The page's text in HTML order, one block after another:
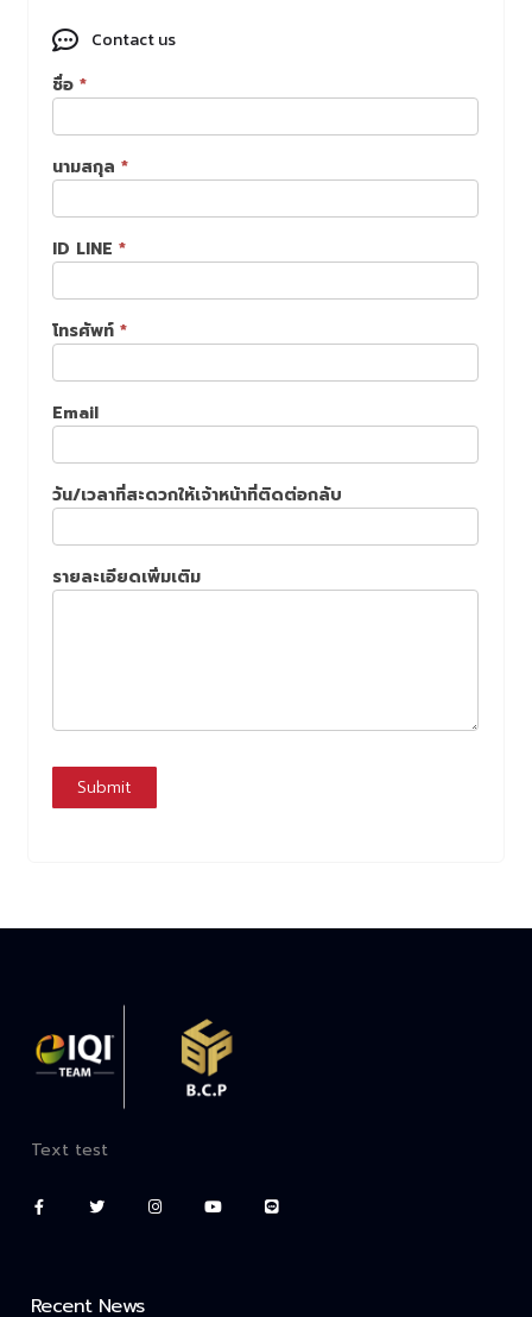
Contact us
Leads
ชื่อ*
นามสกุล*
ID LINE*
โทรศัพท์*
Email
วัน/เวลาที่สะดวกให้เจ้าหน้าที่ติดต่อกลับ
รายละเอียดเพิ่มเติม
Submit
Text test
Recent News